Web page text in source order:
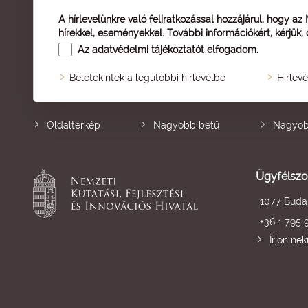
A hírlevelünkre való feliratkozással hozzájárul, hogy
hírekkel, eseményekkel. További információkért,
Az adatvédelmi tájékoztatót elfogadom.
Beletekintek a legutóbbi hírlevélbe
Oldaltérkép Nagyobb betű
1077
+36 1 795
Írjon